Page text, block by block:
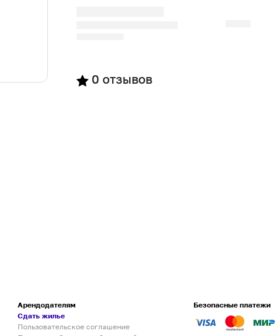
0 отзывов
Арендодателям
Сдать жилье
Пользовательское соглашение
Безопасные платежи